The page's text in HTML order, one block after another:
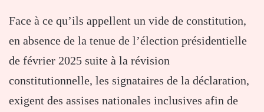
Face à ce qu’ils appellent un vide de constitution,
en absence de la tenue de l’élection présidentielle
de février 2025 suite à la révision
constitutionnelle, les signataires de la déclaration,
exigent des assises nationales inclusives afin de